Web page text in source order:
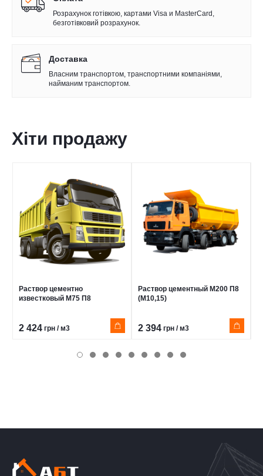
Розрахунок готівкою, картами Visa и MasterCard,
безготівковий розрахунок.
Доставка
Власним транспортом, транспортними компаніями,
найманим транспортом.
Хіти продажу
Раствор цементно
известковый М75 П8
2 424 грн / м3
Раствор цементный М200 П8
(М10,15)
2 394 грн / м3